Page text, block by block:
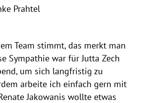
Prahtel
Team stimmt, das merkt man
Sympathie war für Jutta Zech
um sich langfristig zu
arbeite ich einfach gern mit
Jakowanis wollte etwas